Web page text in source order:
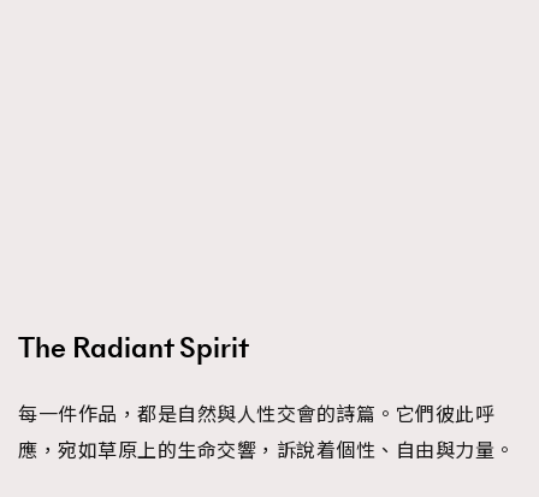
The Radiant Spirit
每一件作品，都是自然與人性交會的詩篇。它們彼此呼
應，宛如草原上的生命交響，訴說着個性、自由與力量。